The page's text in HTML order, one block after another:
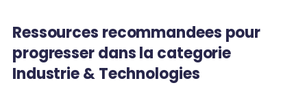
Ressources recommandees pour
progresser dans la categorie
Industrie & Technologies